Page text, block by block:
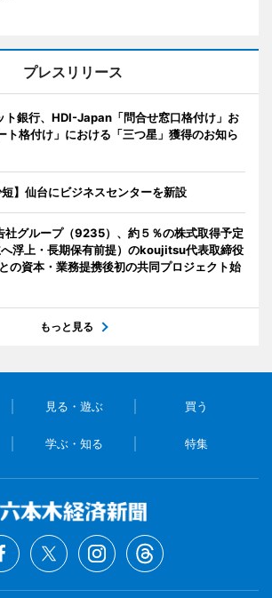
プレスリリース
ト銀行、HDI-Japan「問合せ窓口格付け」お
ト格付け」における「三つ星」獲得のお知ら
短】仙台にビジネスセンターを新設
社グループ（9235）、約５％の株式取得予定
へ浮上・長期保有前提）のkoujitsu代表取締役
の資本・業務提携後初の共同プロジェクト始
もっと見る
見る・遊ぶ 買う
学ぶ・知る 特集